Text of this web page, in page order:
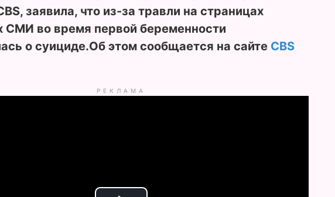
заявила, что из-за травли на страницах
СМИ во время первой беременности
о суициде.Об этом сообщается на сайте CBS
РЕКЛАМА